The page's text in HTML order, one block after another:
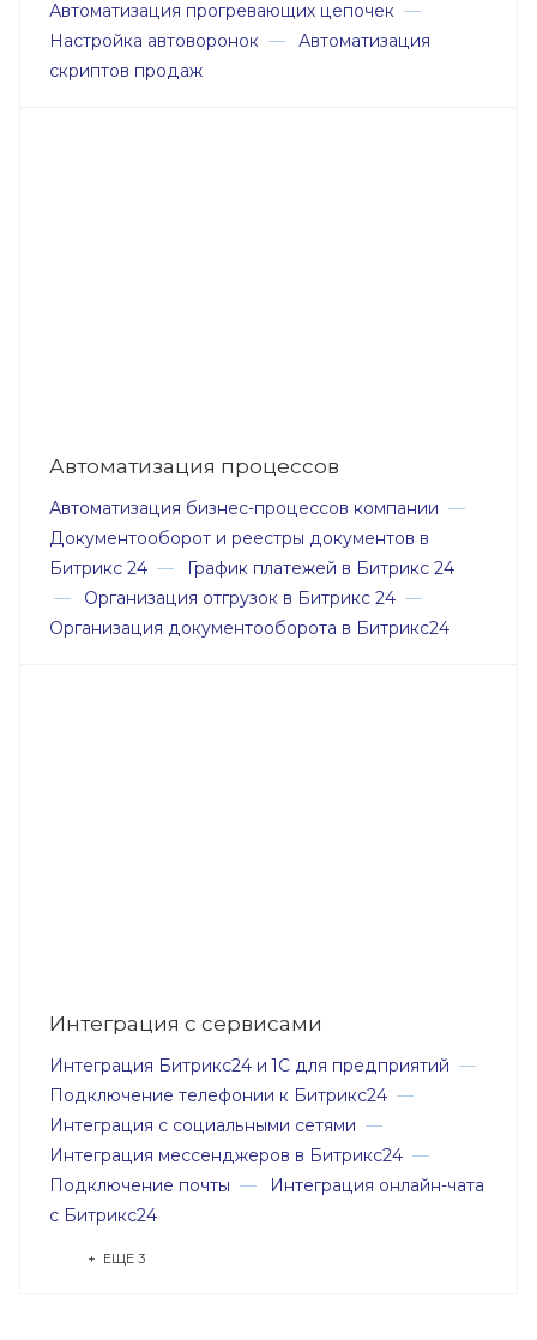
Автоматизация прогревающих цепочек —
Настройка автоворонок —
Автоматизация
скриптов продаж
Автоматизация процессов
Автоматизация бизнес-процессов компании —
Документооборот и реестры документов в
Битрикс 24 —
График платежей в Битрикс 24
—
Организация отгрузок в Битрикс 24 —
Организация документооборота в Битрикс24
Интеграция с сервисами
Интеграция Битрикс24 и 1С для предприятий —
Подключение телефонии к Битрикс24 —
Интеграция с социальными сетями —
Интеграция мессенджеров в Битрикс24 —
Подключение почты —
Интеграция онлайн-чата
с Битрикс24
+ ЕЩЕ 3